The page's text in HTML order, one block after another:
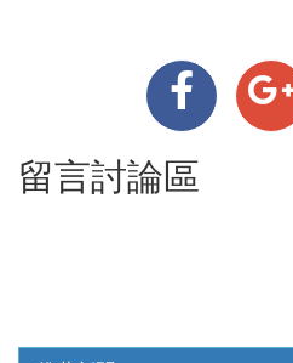
留言討論區